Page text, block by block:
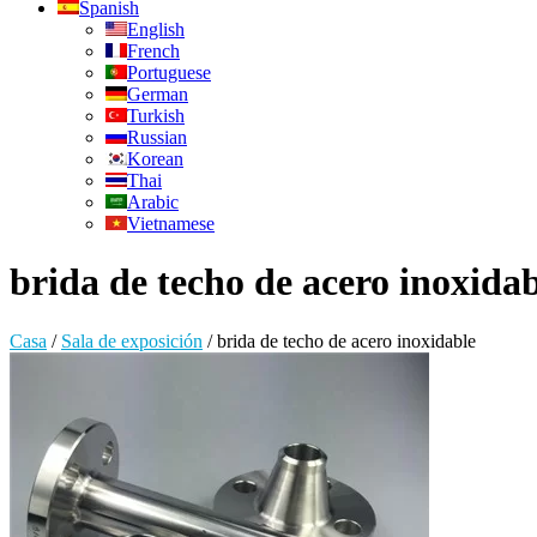
Spanish
English
French
Portuguese
German
Turkish
Russian
Korean
Thai
Arabic
Vietnamese
brida de techo de acero
Casa / Sala de exposición /brida de techo de acero inoxidable